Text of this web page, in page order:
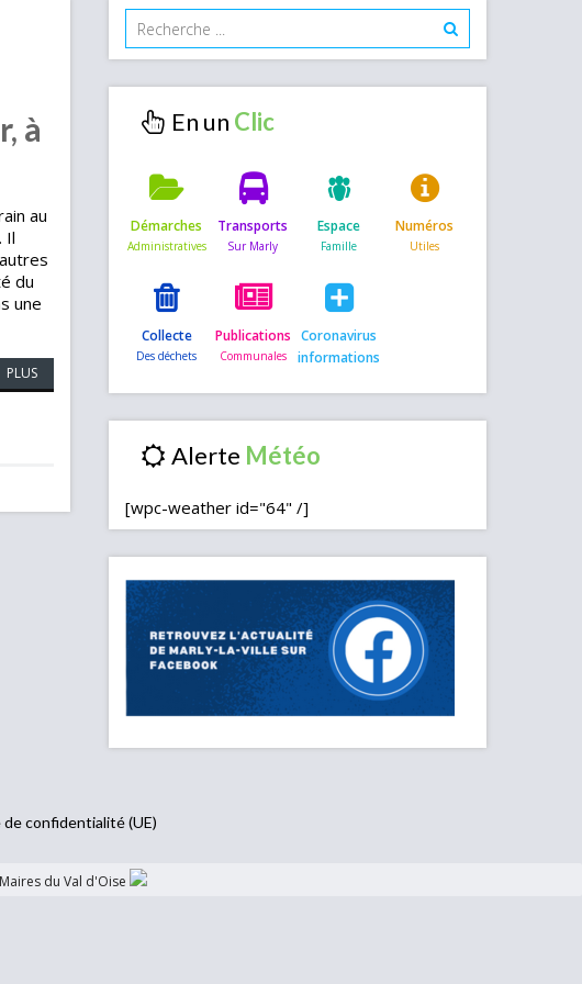
à
au
Il
du
une
PLUS
En un
Démarches Transports Espace Numéros
Collecte Publications Coronavirus
informations
Alerte
[wpc-weather id="64" /]
confidentialité (UE)
du Val d'Oise